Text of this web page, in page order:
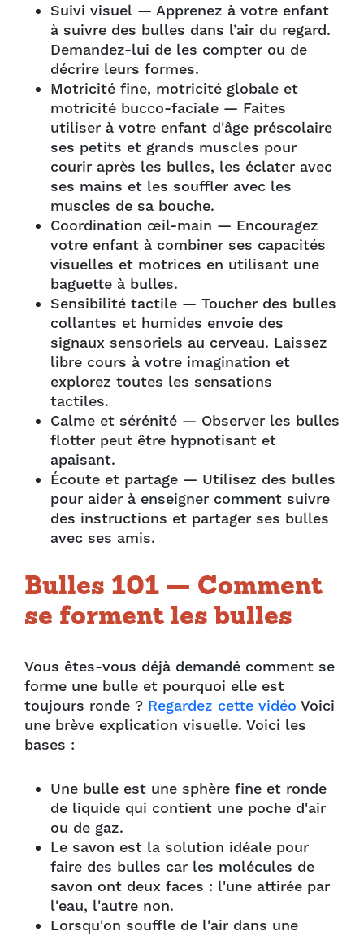
Suivi visuel — Apprenez à votre enfant
à suivre des bulles dans l’air du regard.
Demandez-lui de les compter ou de
décrire leurs formes.
Motricité fine, motricité globale et
motricité bucco-faciale — Faites
utiliser à votre enfant d'âge préscolaire
ses petits et grands muscles pour
courir après les bulles, les éclater avec
ses mains et les souffler avec les
muscles de sa bouche.
Coordination œil-main — Encouragez
votre enfant à combiner ses capacités
visuelles et motrices en utilisant une
baguette à bulles.
Sensibilité tactile — Toucher des bulles
collantes et humides envoie des
signaux sensoriels au cerveau. Laissez
libre cours à votre imagination et
explorez toutes les sensations
tactiles.
Calme et sérénité — Observer les bulles
flotter peut être hypnotisant et
apaisant.
Écoute et partage — Utilisez des bulles
pour aider à enseigner comment suivre
des instructions et partager ses bulles
avec ses amis.
Bulles 101 — Comment
se forment les bulles
Vous êtes-vous déjà demandé comment se
forme une bulle et pourquoi elle est
toujours ronde ? Regardez cette vidéo Voici
une brève explication visuelle. Voici les
bases :
Une bulle est une sphère fine et ronde
de liquide qui contient une poche d'air
ou de gaz.
Le savon est la solution idéale pour
faire des bulles car les molécules de
savon ont deux faces : l'une attirée par
l'eau, l'autre non.
Lorsqu'on souffle de l'air dans une